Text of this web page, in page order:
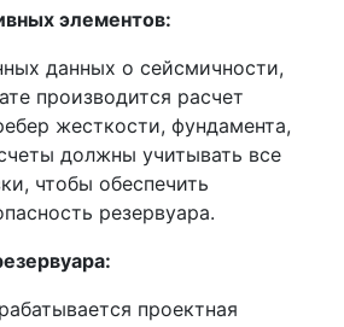
элементов:
данных о сейсмичности,
производится расчет
жесткости, фундамента,
должны учитывать все
чтобы обеспечить
резервуара.
проектная